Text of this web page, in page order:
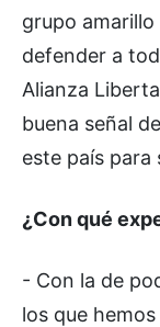
grupo amarillo
defender a
Alianza
buena señal
este país para
¿Con qué
- Con la de
los que